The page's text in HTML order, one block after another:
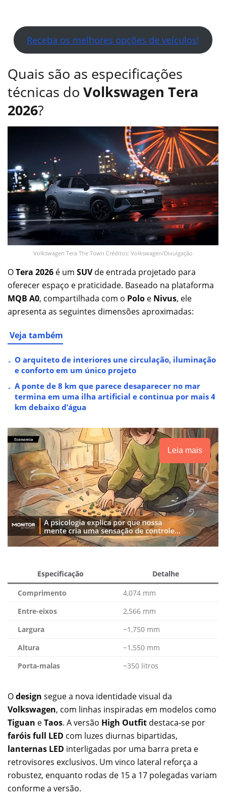
Receba os melhores opções de veículos!
Quais são as especificações
técnicas do Volkswagen Tera
2026?
Volkswagen Tera The Town Créditos: Volkswagen/Divulgação
OTera 2026 é um SUVde entrada projetado para
oferecer espaço e praticidade. Baseado na plataforma
MQB A0, compartilhada com o Polo e Nivus, ele
apresenta as seguintes dimensões aproximadas:
Veja também
O arquiteto de interiores une circulação, iluminação
e conforto em um único projeto
A ponte de 8 km que parece desaparecer no mar
termina em uma ilha artificial e continua por mais 4
km debaixo d’água
Leia mais
Especificação
Detalhe
Comprimento
4,074 mm
Entre-eixos
2,566 mm
Largura
~1,750 mm
Altura
~1,550 mm
Porta-malas
~350 litros
Odesign segue a nova identidade visual da
Volkswagen, com linhas inspiradas em modelos como
Tiguan eTaos. A versão High Outfit destaca-se por
faróis full LED com luzes diurnas bipartidas,
lanternas LED interligadas por uma barra preta e
retrovisores exclusivos. Um vinco lateral reforça a
robustez, enquanto rodas de 15 a 17 polegadas variam
conforme a versão.